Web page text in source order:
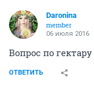
Daronina
member
06 июля 2016
Вопрос по
ОТВЕТИТЬ